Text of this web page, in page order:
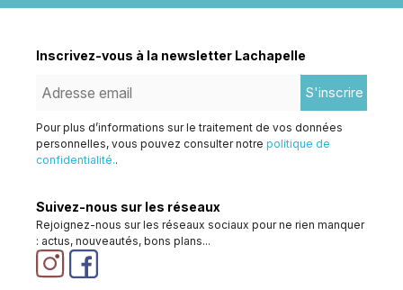
Inscrivez-vous à la newsletter Lachapelle
S'inscrire
Pour plus d’informations sur le traitement de vos données
personnelles, vous pouvez consulter notre politique de
confidentialité..
Suivez-nous sur les réseaux
Rejoignez-nous sur les réseaux sociaux pour ne rien manquer
: actus, nouveautés, bons plans...